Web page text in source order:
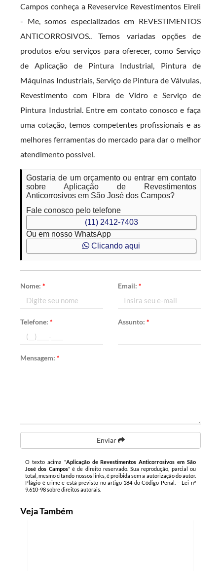
Campos conheça a Reveservice Revestimentos Eireli
- Me, somos especializados em REVESTIMENTOS
ANTICORROSIVOS.. Temos variadas opções de
produtos e/ou serviços para oferecer, como Serviço
de Aplicação de Pintura Industrial, Pintura de
Máquinas Industriais, Serviço de Pintura de Válvulas,
Revestimento com Fibra de Vidro e Serviço de
Pintura Industrial. Entre em contato conosco e faça
uma cotação, temos competentes profissionais e as
melhores ferramentas do mercado para dar o melhor
atendimento possível.
Gostaria de um orçamento ou entrar em contato
sobre Aplicação de Revestimentos
Anticorrosivos em São José dos Campos?
Fale conosco pelo telefone
(11) 2412-7403
Ou em nosso WhatsApp
Clicando aqui
Nome:* Email: *
Telefone:* Assunto: *
Mensagem:*
Enviar
O texto acima "Aplicação de Revestimentos Anticorrosivos em São
José dos Campos" é de direito reservado. Sua reprodução, parcial ou
total, mesmo citando nossos links, é proibida sem a autorização do autor.
Plágio é crime e está previsto no artigo 184 do Código Penal. – Lei n°
9.610-98 sobre direitos autorais
Veja Também